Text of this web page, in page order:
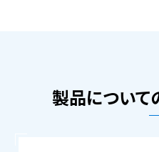
製品について